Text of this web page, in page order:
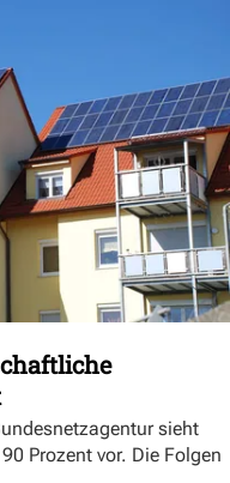
sieht
Prozent vor. Die Folgen